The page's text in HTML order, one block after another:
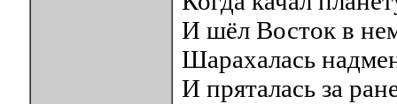
И шёл Восток в
Шарахалась
И пряталась за